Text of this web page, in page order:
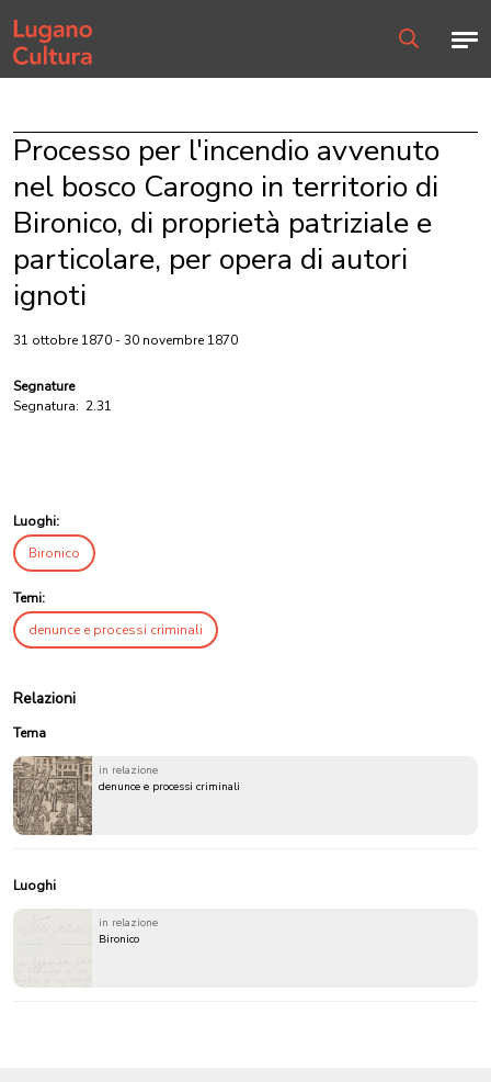
Home page
Processo per l'incendio avvenuto
nel bosco Carogno in territorio di
Bironico, di proprietà patriziale e
particolare, per opera di autori
ignoti
31 ottobre 1870 - 30 novembre 1870
Segnature
Segnatura: 2.31
Luoghi:
Bironico
Temi:
denunce e processi criminali
Relazioni
Tema
in relazione
denunce e processi criminali
Luoghi
in relazione
Bironico